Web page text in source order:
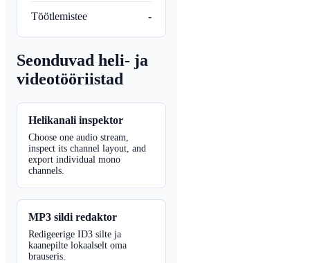
Töötlemistee -
Seonduvad heli- ja
videotööriistad
Helikanali inspektor
Choose one audio stream,
inspect its channel layout, and
export individual mono
channels.
MP3 sildi redaktor
Redigeerige ID3 silte ja
kaanepilte lokaalselt oma
brauseris.